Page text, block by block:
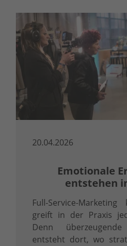
20.04.2026
Emotionale
entstehen
Full-Service-
greift in der Praxis
Denn
entsteht dort, wo